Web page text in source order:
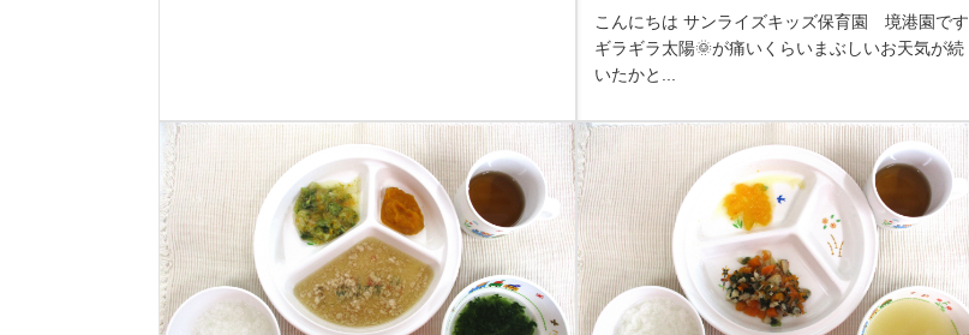
こんにちは サンライズキッズ保育園 境港園です
ギラギラ太陽🌞が痛いくらいまぶしいお天気が続
いたかと...